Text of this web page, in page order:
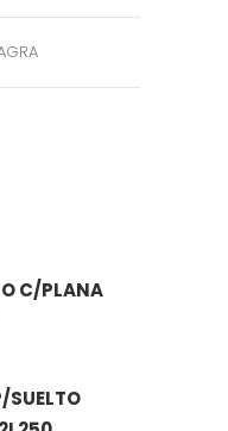
C/PLANA
SUELTO